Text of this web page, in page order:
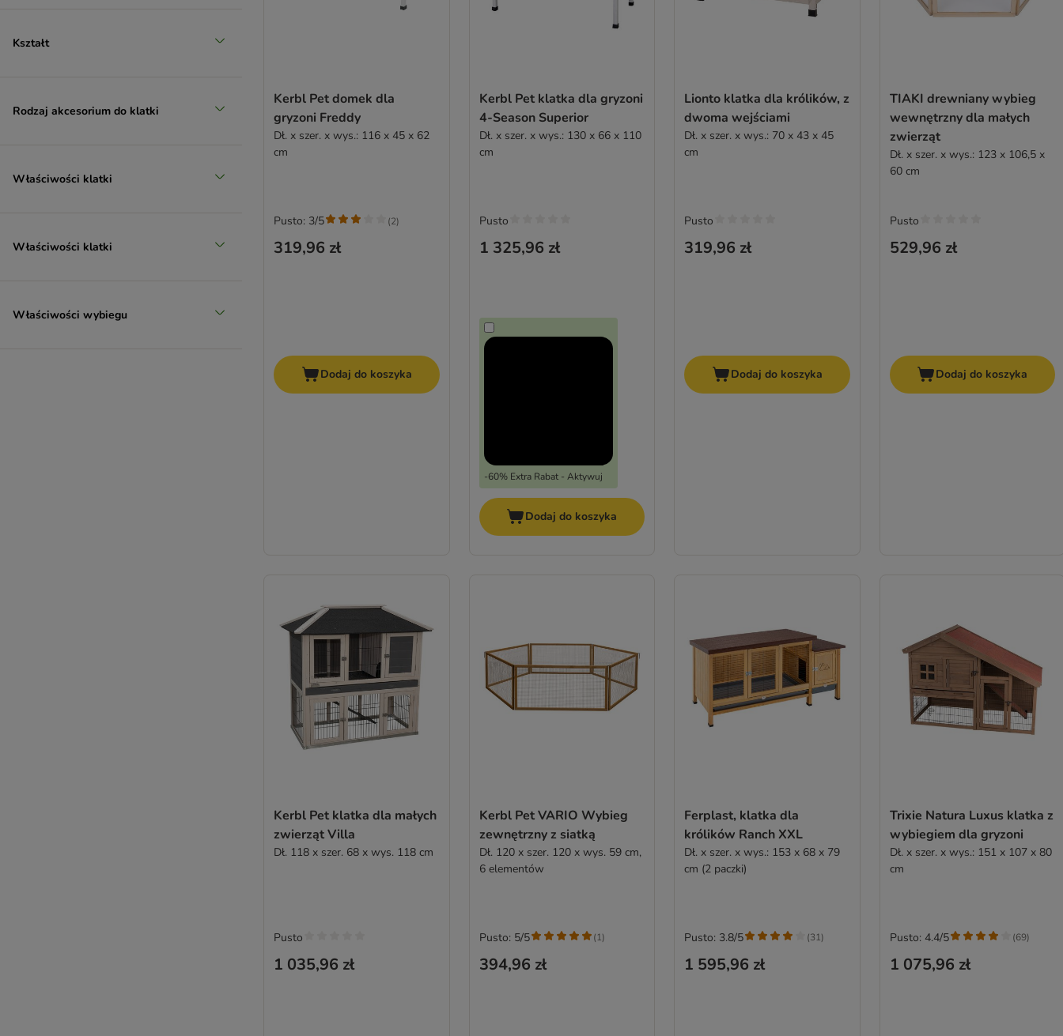
Kształt
Rodzaj akcesorium do klatki
Właściwości klatki
Właściwości klatki
Właściwości wybiegu
Kerbl Pet domek dla
gryzoni Freddy
Dł. x szer. x wys.: 116 x 45 x 62
cm
319,96 zł
Pusto: 3/5 (2)
Dodaj do koszyka
Kerbl Pet klatka dla gryzoni
4-Season Superior
Dł. x szer. x wys.: 130 x 66 x 110
cm
1 325,96 zł
-60% Extra Rabat - Aktywuj
Pusto
Dodaj do koszyka
Lionto klatka dla królików, z
dwoma wejściami
Dł. x szer. x wys.: 70 x 43 x 45
cm
319,96 zł
Pusto
Dodaj do koszyka
TIAKI drewniany wybieg
wewnętrzny dla małych
zwierząt
Dł. x szer. x wys.: 123 x 106,5 x
60 cm
529,96 zł
Pusto
Dodaj do koszyka
Kerbl Pet klatka dla małych
zwierząt Villa
Dł. 118 x szer. 68 x wys. 118 cm
1 035,96 zł
Pusto
Kerbl Pet VARIO Wybieg
zewnętrzny z siatką
Dł. 120 x szer. 120 x wys. 59 cm,
6 elementów
394,96 zł
Pusto: 5/5 (1)
Ferplast, klatka dla
królików Ranch XXL
Dł. x szer. x wys.: 153 x 68 x 79
cm (2 paczki)
1 595,96 zł
Pusto: 3.8/5 (31)
Trixie Natura Luxus klatka z
wybiegiem dla gryzoni
Dł. x szer. x wys.: 151 x 107 x 80
cm
1 075,96 zł
Pusto: 4.4/5 (69)